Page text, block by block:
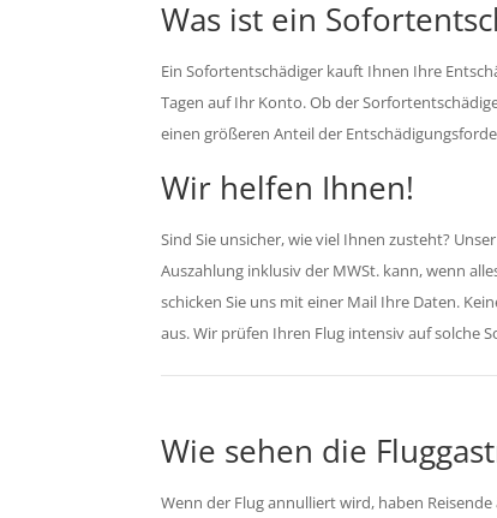
Was ist ein
Ein Sofortentschädiger kauft Ihnen Ihre
Tagen auf Ihr Konto. Ob der
einen größeren Anteil der
Wir helfen Ihnen!
Sind Sie unsicher, wie viel Ihnen zusteht?
Auszahlung inklusiv der MWSt. kann, wenn
schicken Sie uns mit einer Mail Ihre Daten.
aus. Wir prüfen Ihren Flug intensiv auf solche
Wie sehen die
Wenn der Flug annulliert wird, haben